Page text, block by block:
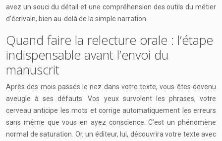
avez un souci du détail et une compréhension des outils du métier
d’écrivain, bien au-delà de la simple narration.
Quand faire la relecture orale : l’étape
indispensable avant l’envoi du
manuscrit
Après des mois passés le nez dans votre texte, vous êtes devenu
aveugle à ses défauts. Vos yeux survolent les phrases, votre
cerveau anticipe les mots et corrige automatiquement les erreurs
sans même que vous en ayez conscience. C’est un phénomène
normal de saturation. Or, un éditeur, lui, découvrira votre texte avec